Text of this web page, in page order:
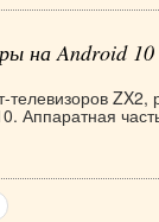
на Android
телевизоров
Аппаратная